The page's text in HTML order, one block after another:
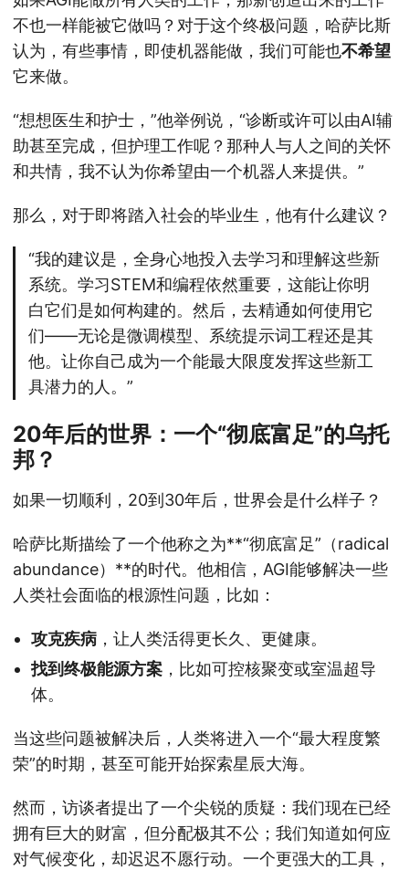
不也一样能被它做吗？对于这个终极问题，哈萨比斯
认为，有些事情，即使机器能做，我们可能也不希望
它来做。
“想想医生和护士，”他举例说，“诊断或许可以由AI辅
助甚至完成，但护理工作呢？那种人与人之间的关怀
和共情，我不认为你希望由一个机器人来提供。”
那么，对于即将踏入社会的毕业生，他有什么建议？
“我的建议是，全身心地投入去学习和理解这些新
系统。学习STEM和编程依然重要，这能让你明
白它们是如何构建的。然后，去精通如何使用它
们——无论是微调模型、系统提示词工程还是其
他。让你自己成为一个能最大限度发挥这些新工
具潜力的人。”
20年后的世界：一个“彻底富足”的乌托
邦？
如果一切顺利，20到30年后，世界会是什么样子？
哈萨比斯描绘了一个他称之为**“彻底富足”（radical
abundance）**的时代。他相信，AGI能够解决一些
人类社会面临的根源性问题，比如：
攻克疾病 ，让人类活得更长久、更健康。
找到终极能源方案 ，比如可控核聚变或室温超导
体。
当这些问题被解决后，人类将进入一个“最大程度繁
荣”的时期，甚至可能开始探索星辰大海。
然而，访谈者提出了一个尖锐的质疑：我们现在已经
拥有巨大的财富，但分配极其不公；我们知道如何应
对气候变化，却迟迟不愿行动。一个更强大的工具，